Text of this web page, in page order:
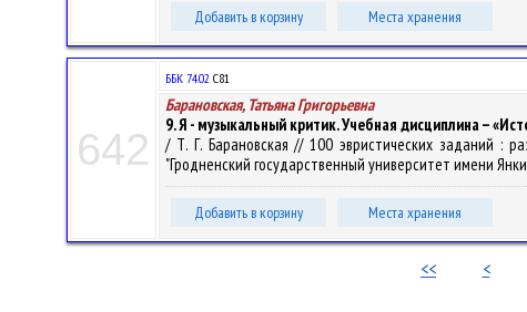
Добавить в корзину Места хранения
642
ББК 74.02 С81
Барановская, Татьяна Григорьевна
9. Я - музыкальный критик. Учебная дисциплина –
/ Т. Г. Барановская // 100 эвристических заданий :
"Гродненский государственный университет имени
Добавить в корзину Места хранения
<< <